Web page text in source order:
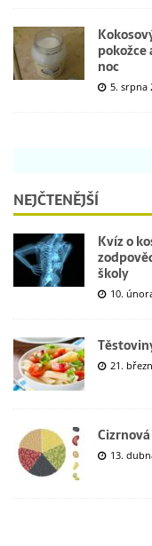
noc
5. srpna
NEJČTENĚJŠÍ
Kvíz o
školy
10.
21.
13.